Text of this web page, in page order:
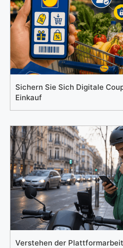
Sichern Sie Sich Digitale
Einkauf
Verstehen der